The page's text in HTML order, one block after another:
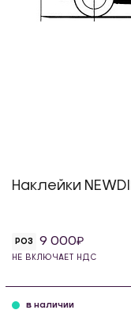
Наклейки
РОЗ 9 000
НЕ ВКЛЮЧАЕТ НДС
в наличии